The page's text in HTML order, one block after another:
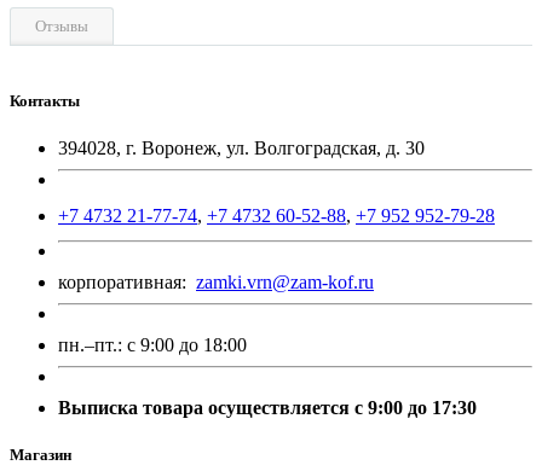
Отзывы
Контакты
394028, г. Воронеж, ул. Волгоградская, д. 30
+7 4732 21-77-74, +7 4732 60-52-88, +7 952 952-79-28
корпоративная: zamki.vrn@zam-kof.ru
пн.–пт.: с 9:00 до 18:00
Выписка товара осуществляется с 9:00 до 17:30
Магазин